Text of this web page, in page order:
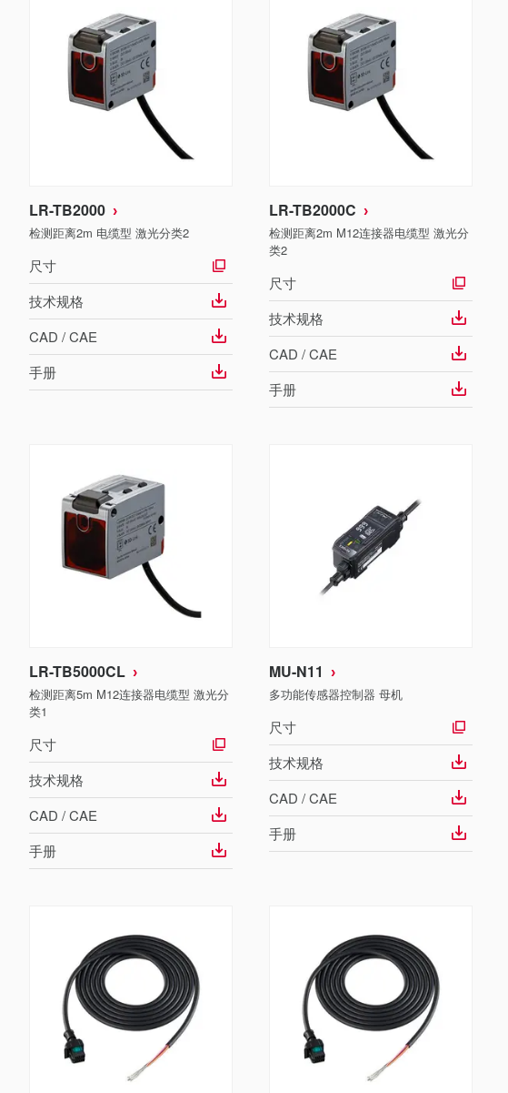
LR-TB2000
检测距离2m 电缆型 激光分类2
尺寸
技术规格
CAD / CAE
手册
LR-TB2000C
检测距离2m M12连接器电缆型 激光分
类2
尺寸
技术规格
CAD / CAE
手册
LR-TB5000CL
检测距离5m M12连接器电缆型 激光分
类1
尺寸
技术规格
CAD / CAE
手册
MU-N11
多功能传感器控制器 母机
尺寸
技术规格
CAD / CAE
手册